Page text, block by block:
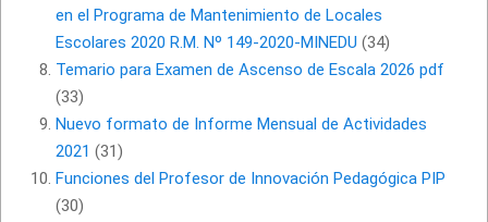
en el Programa de Mantenimiento de Locales
Escolares 2020 R.M. Nº 149-2020-MINEDU (34)
Temario para Examen de Ascenso de Escala 2026 pdf
(33)
Nuevo formato de Informe Mensual de Actividades
2021 (31)
Funciones del Profesor de Innovación Pedagógica PIP
(30)